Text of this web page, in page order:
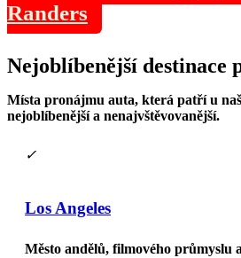
Randers
Nejoblíbenější destinace
Místa pronájmu auta, která patří u
nejoblíbenější a nenajvštěvovanější.
✓
Los Angeles
Město andělů, filmového průmyslu